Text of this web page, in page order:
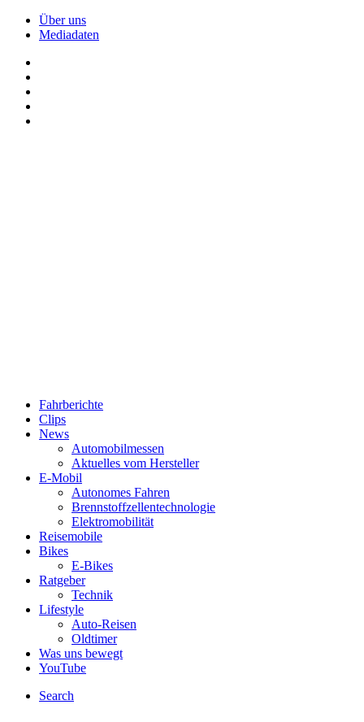
Über uns
Mediadaten
Fahrberichte
Clips
News
Automobilmessen
Aktuelles vom Hersteller
E-Mobil
Autonomes Fahren
Brennstoffzellentechnologie
Elektromobilität
Reisemobile
Bikes
E-Bikes
Ratgeber
Technik
Lifestyle
Auto-Reisen
Oldtimer
Was uns bewegt
YouTube
Search